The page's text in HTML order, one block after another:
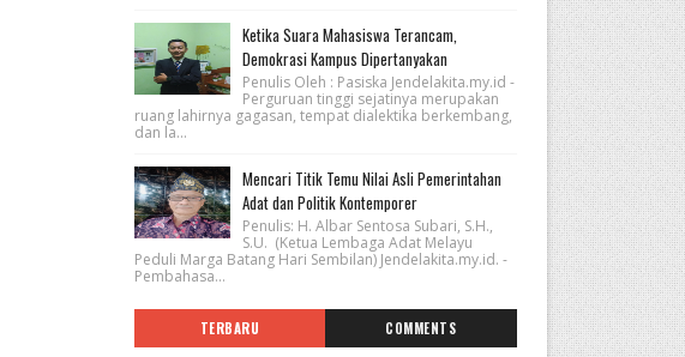
Ketika Suara Mahasiswa Terancam,
Demokrasi Kampus Dipertanyakan
Penulis Oleh : Pasiska Jendelakita.my.id -
Perguruan tinggi sejatinya merupakan
ruang lahirnya gagasan, tempat dialektika berkembang,
dan la...
Mencari Titik Temu Nilai Asli Pemerintahan
Adat dan Politik Kontemporer
Penulis: H. Albar Sentosa Subari, S.H.,
S.U. (Ketua Lembaga Adat Melayu
Peduli Marga Batang Hari Sembilan) Jendelakita.my.id. -
Pembahasa...
TERBARU COMMENTS